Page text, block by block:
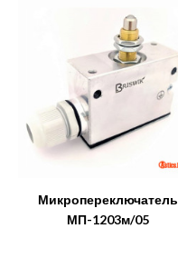
Микропереключатель
МП-1203м/05